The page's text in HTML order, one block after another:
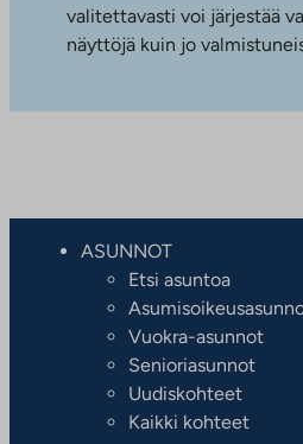
valitettavasti voi järjestää
näyttöjä kuin jo
ASUNNOT
Etsi asuntoa
Vuokra-asunnot
Senioriasunnot
Uudiskohteet
Kaikki kohteet